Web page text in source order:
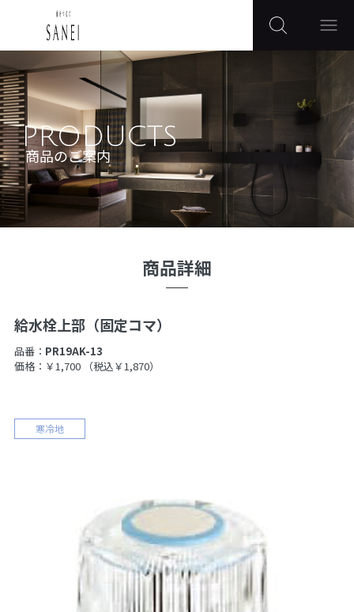
PRODUCTS
商品のご案内
商品詳細
給水栓上部（固定コマ）
品番： PR19AK-13
価格：￥1,700
（税込￥1,870）
寒冷地